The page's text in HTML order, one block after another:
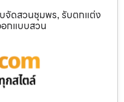
จัดสวนชุมพร, รับตกแต่ง
กแบบสวน